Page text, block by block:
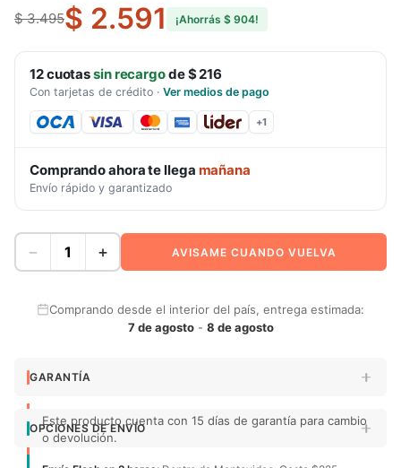
$ 3.495$ 2.591 ¡Ahorrás $ 904!
12cuotassin recargode$ 216
Con tarjetas de crédito · Ver medios de pago
+1
Comprando ahora te llega mañana
Envío rápido y garantizado
− + AVISAME CUANDO VUELVA
Comprando desde el interior del país, entrega estimada:
7 de agosto- 8 de agosto
GARANTÍA
Este producto cuenta con 15 días de garantía para cambio
o devolución.
OPCIONES DE ENVÍO